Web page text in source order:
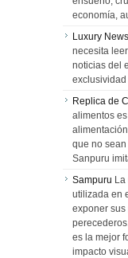
economía,
Luxury News
necesita
noticias del
Replica de
alimentos
que no
Sanpuru
Sampuru
utilizada en
exponer sus
es la mejor
impacto